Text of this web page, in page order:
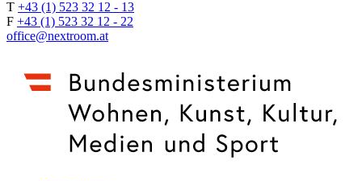
T +43 (1) 523 32 12 - 13
F +43 (1) 523 32 12 - 22
office@nextroom.at